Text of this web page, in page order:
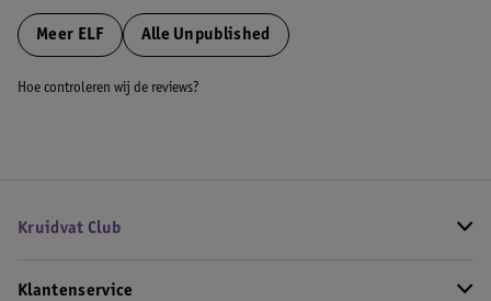
Meer ELF Alle Unpublished
Hoe controleren wij de reviews?
Kruidvat Club
Klantenservice